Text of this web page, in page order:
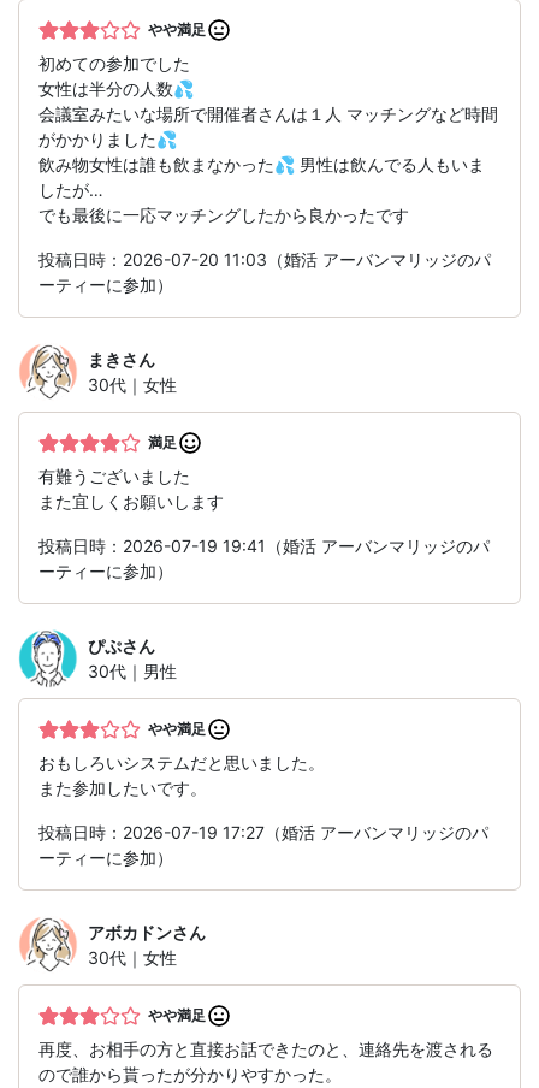
やや満足
初めての参加でした
女性は半分の人数💦
会議室みたいな場所で開催者さんは１人 マッチングなど時間
がかかりました💦
飲み物女性は誰も飲まなかった💦 男性は飲んでる人もいま
したが…
でも最後に一応マッチングしたから良かったです
投稿日時：2026-07-20 11:03（婚活 アーバンマリッジのパ
ーティーに参加）
まきさん
30代｜女性
満足
有難うございました
また宜しくお願いします
投稿日時：2026-07-19 19:41（婚活 アーバンマリッジのパ
ーティーに参加）
ぴぷさん
30代｜男性
やや満足
おもしろいシステムだと思いました。
また参加したいです。
投稿日時：2026-07-19 17:27（婚活 アーバンマリッジのパ
ーティーに参加）
アボカドンさん
30代｜女性
やや満足
再度、お相手の方と直接お話できたのと、連絡先を渡される
ので誰から貰ったが分かりやすかった。